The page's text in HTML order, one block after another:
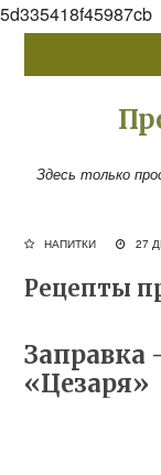
5d335418f45987cb
Здесь только
НАПИТКИ 27
Рецепты
Заправка
«Цезаря»